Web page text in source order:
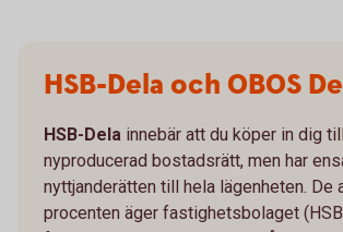
HSB-Dela och OBOS
HSB-Dela innebär att du köper in dig
nyproducerad bostadsrätt, men har
nyttjanderätten till hela lägenheten. De
procenten äger fastighetsbolaget